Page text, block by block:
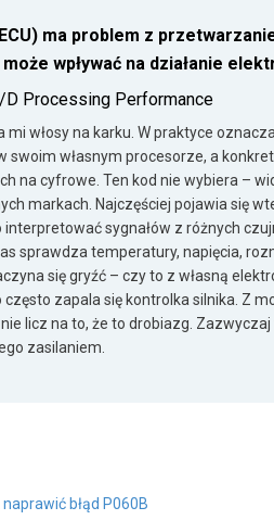
ma problem z
wpływać na działanie
D Processing Performance
mi włosy na karku. W praktyce
swoim własnym procesorze, a
na cyfrowe. Ten kod nie wybiera –
markach. Najczęściej pojawia się
sygnałów z różnych
sprawdza temperatury, napięcia,
się gryźć – czy to z własną
zapala się kontrolka silnika. Z
licz na to, że to drobiazg.
zasilaniem.
błąd P060B